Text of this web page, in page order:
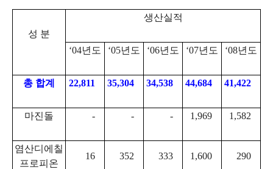
성 분
생산실적
‘04년도 ‘05년도 ‘06년도 ‘07년도 ‘08년도
총 합계 22,811 35,304 34,538 44,684 41,422
마진돌 - - - 1,969 1,582
염산디에칠
프로피온
16 352 333 1,600 290